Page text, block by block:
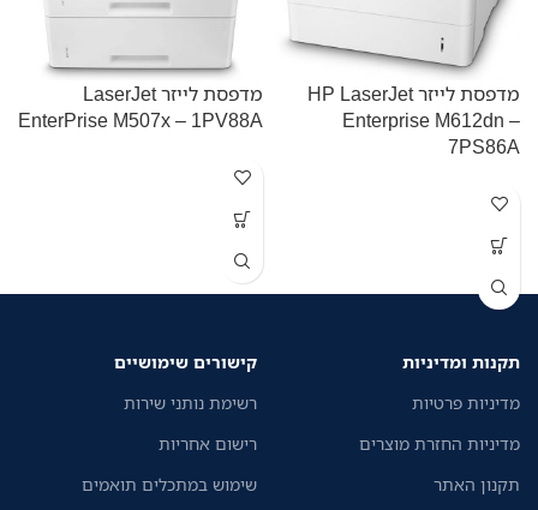
מדפסת לייזר HP LaserJet
Enterprise M612dn –
7PS86A
מדפסת לייזר LaserJet
EnterPrise M507x – 1PV88A
תקנות ומדיניות
מדיניות פרטיות
מדיניות החזרת מוצרים
תקנון האתר
קישורים שימושיים
רשימת נותני שירות
רישום אחריות
שימוש במתכלים תואמים